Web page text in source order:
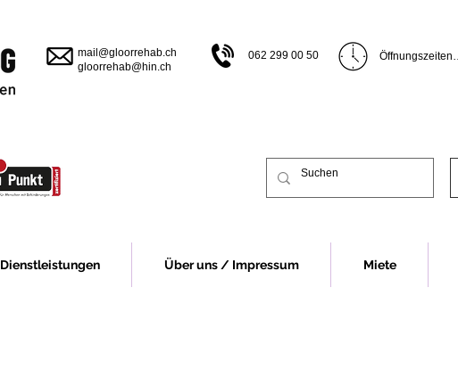
mail@gloorrehab.ch
gloorrehab@hin.ch
062 299 00 50
Öffnungszeiten
Montag 13.00
Vor Feiertagen
Dienstleistungen Über uns / Impressum Miete